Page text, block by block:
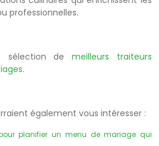
professionnelles.
sélection demeilleurs traiteurs
.
également vous intéresser :
planifier un menu de mariage qui